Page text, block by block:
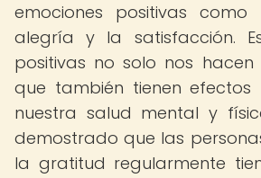
emociones positivas
alegría y la satisfacción.
positivas no solo nos hacen
que también tienen efectos
nuestra salud mental y
demostrado que las
la gratitud regularmente